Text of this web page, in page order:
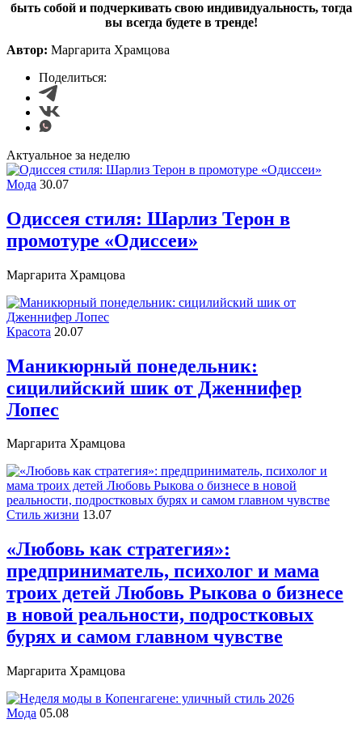
быть собой и подчеркивать свою индивидуальность, тогда
вы всегда будете в тренде!
Автор: Маргарита Храмцова
Поделиться:
Актуальное за неделю
Мода 30.07
Одиссея стиля: Шарлиз Терон в
промотуре «Одиссеи»
Маргарита Храмцова
Красота 20.07
Маникюрный понедельник:
сицилийский шик от Дженнифер
Лопес
Маргарита Храмцова
Стиль жизни 13.07
«Любовь как стратегия»:
предприниматель, психолог и мама
троих детей Любовь Рыкова о бизнесе
в новой реальности, подростковых
бурях и самом главном чувстве
Маргарита Храмцова
Мода 05.08